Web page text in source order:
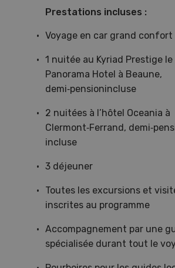
Prestations incluses :
Voyage en car grand confort
1 nuitée au Kyriad Prestige le
Panorama Hotel à Beaune,
demi‑pensionincluse
2 nuitées à l’hôtel Oceania à
Clermont‑Ferrand,
incluse
3 déjeuner
Toutes les excursions et
inscrites au programme
Accompagnement par une
spécialisée durant tout le